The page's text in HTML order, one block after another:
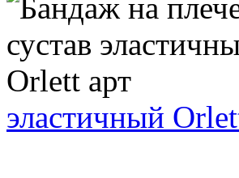
эластичный